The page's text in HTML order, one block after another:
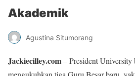
Akademik
Agustina Situmorang
Jackiecilley.com– President University